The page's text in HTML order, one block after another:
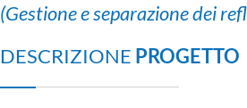
(Gestione e separazione dei
DESCRIZIONE PROGETTO